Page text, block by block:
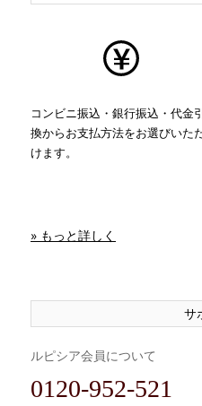
コンビニ振込・銀行振込・代金
換からお支払方法をお選びいた
けます。
» もっと詳しく
サ
ルピシア会員について
0120-952-521